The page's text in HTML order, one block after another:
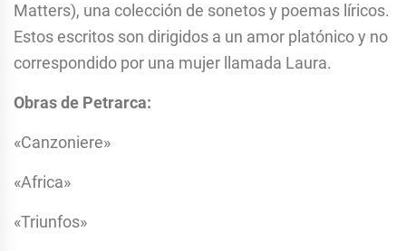
Matters), una colección de sonetos y poemas líricos.
Estos escritos son dirigidos a un amor platónico y no
correspondido por una mujer llamada Laura.
Obras de Petrarca:
«Canzoniere»
«Africa»
«Triunfos»